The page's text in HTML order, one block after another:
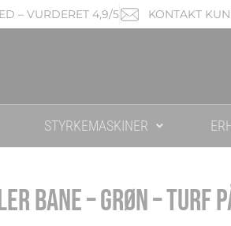
– VURDERET 4,9/5 KONTAKT
STYRKEMASKINER
BANE – GRØN – TURF